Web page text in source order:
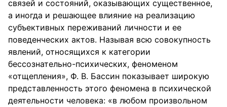
связей и состояний, оказывающих существенное,
а иногда и решающее влияние на реализацию
субъективных переживаний личности и ее
поведенческих актов. Называя всю совокупность
явлений, относящихся к категории
бессознательно-психических, феноменом
«отщепления», Ф. В. Бассин показывает широкую
представленность этого феномена в психической
деятельности человека: «в любом произвольном